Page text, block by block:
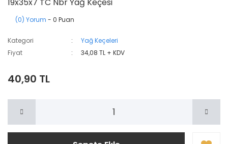
(0) Yorum - 0 Puan
Kategori
Yağ Keçeleri
Fiyat
34,08 TL + KDV
40,90 TL